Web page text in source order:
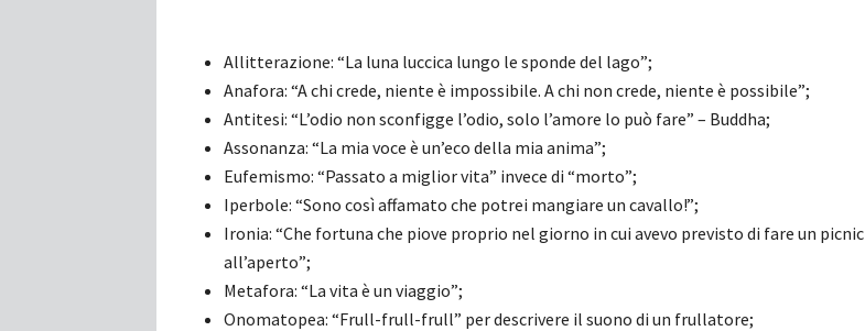
Allitterazione: “La luna luccica lungo le sponde del lago”;
Anafora: “A chi crede, niente è impossibile. A chi non crede, niente è possibile”;
Antitesi: “L’odio non sconfigge l’odio, solo l’amore lo può fare” – Buddha;
Assonanza: “La mia voce è un’eco della mia anima”;
Eufemismo: “Passato a miglior vita” invece di “morto”;
Iperbole: “Sono così affamato che potrei mangiare un cavallo!”;
Ironia: “Che fortuna che piove proprio nel giorno in cui avevo previsto di fare un picnic
all’aperto”;
Metafora: “La vita è un viaggio”;
Onomatopea: “Frull-frull-frull” per descrivere il suono di un frullatore;